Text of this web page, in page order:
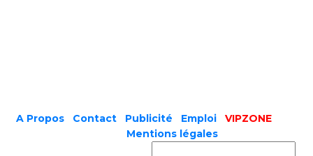
A Propos Contact Publicité Emploi
VIPZONE
Mentions légales